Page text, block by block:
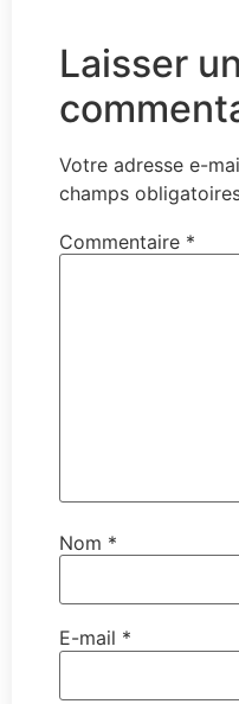
Laisser un
Votre adresse e-
champs
Commentaire *
Nom *
E-mail *